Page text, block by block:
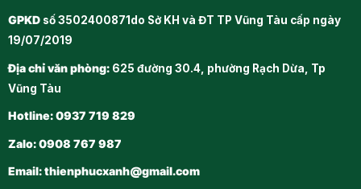
GPKDsố 3502400871do Sở KH và ĐT TP Vũng Tàu cấp ngày
19/07/2019
Địa chỉ văn phòng:625 đường 30.4, phường Rạch Dừa, Tp
Vũng Tàu
Hotline: 0937 719 829
Zalo: 0908 767 987
Email:thienphucxanh@gmail.com